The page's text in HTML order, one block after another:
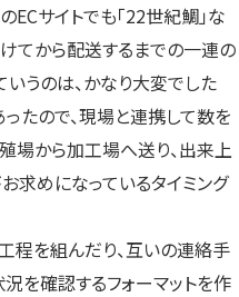
ECサイトでも「22世紀鯛」な
てから配送するまでの一連の
うのは、かなり大変でした
たので、現場と連携して数を
場から加工場へ送り、出来上
求めになっているタイミング
程を組んだり、互いの連絡手
を確認するフォーマットを作